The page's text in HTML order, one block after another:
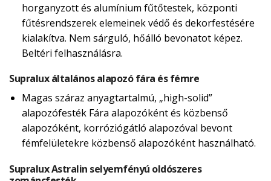
horganyzott és alumínium fűtőtestek, központi
fűtésrendszerek elemeinek védő és dekorfestésére
kialakítva. Nem sárguló, hőálló bevonatot képez.
Beltéri felhasználásra.
Supralux általános alapozó fára és fémre
Magas száraz anyagtartalmú, „high-solid”
alapozófesték Fára alapozóként és közbenső
alapozóként, korróziógátló alapozóval bevont
fémfelületekre közbenső alapozóként használható.
Supralux Astralin selyemfényú oldószeres